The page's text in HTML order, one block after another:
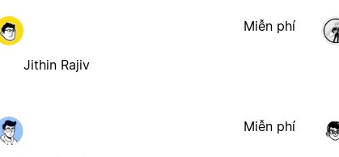
Jithin Rajiv
Miễn phí
Miễn phí